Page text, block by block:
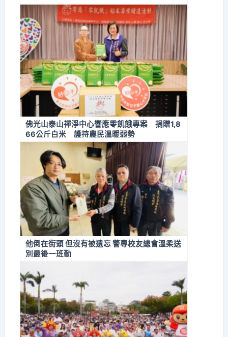
佛光山泰山禪淨中心響應零飢餓專案 捐贈1,8
66公斤白米 護持農民溫暖弱勢
他倒在街頭 但沒有被遺忘 警專校友總會溫柔送
別最後一班勤